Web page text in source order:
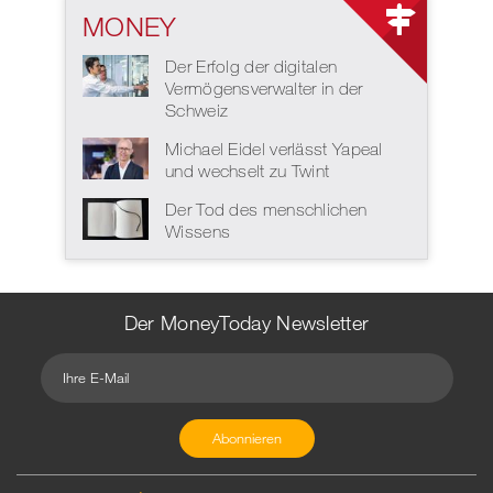
MONEY
Der Erfolg der digitalen
Vermögensverwalter in der
Schweiz
Michael Eidel verlässt Yapeal
und wechselt zu Twint
Der Tod des menschlichen
Wissens
Der MoneyToday Newsletter